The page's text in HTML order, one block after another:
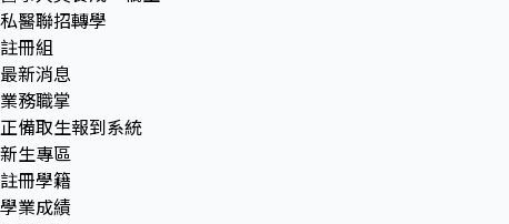
私醫聯招轉學
註冊組
最新消息
業務職掌
正備取生報到系統
新生專區
註冊學籍
學業成績